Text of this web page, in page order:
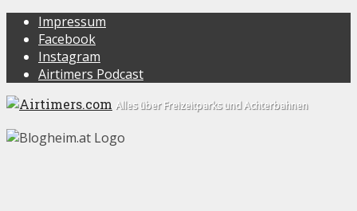
Impressum
Facebook
Instagram
Airtimers Podcast
Alles über Freizeitparks und Achterbahnen